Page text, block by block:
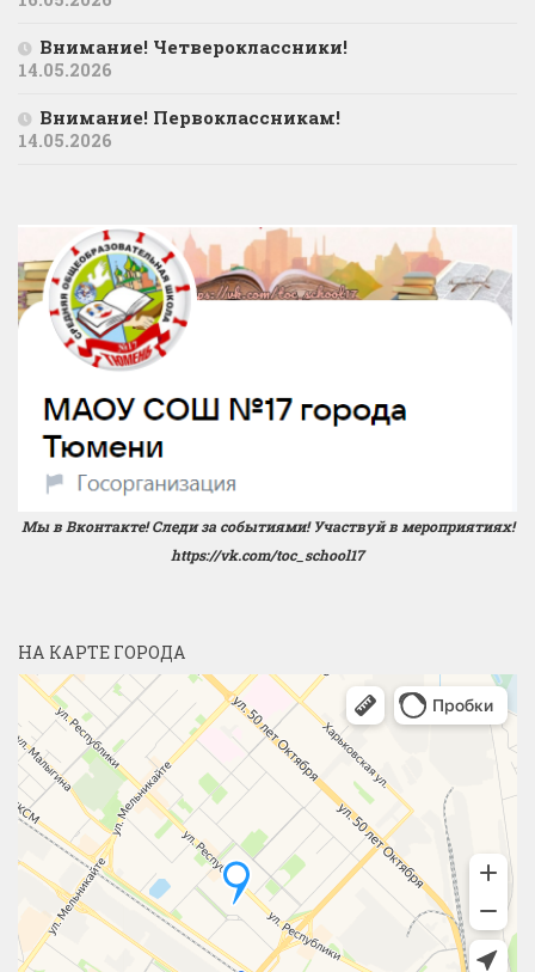
Внимание! Четвероклассники!
14.05.2026
Внимание! Первоклассникам!
14.05.2026
Мы в Вконтакте! Следи за событиями! Участвуй в мероприятиях!
https://vk.com/toc_school17
НА КАРТЕ ГОРОДА